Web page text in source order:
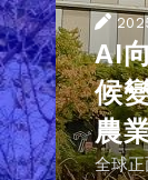
AI
候
農
全球